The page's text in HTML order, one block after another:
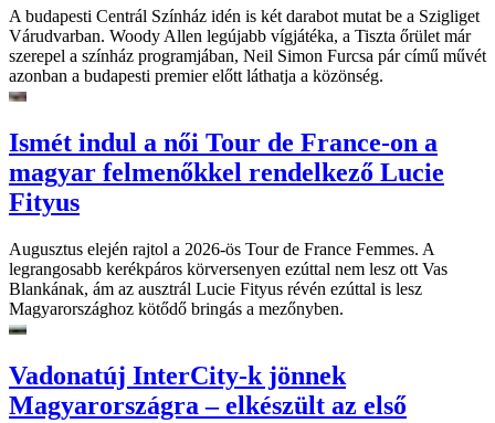
A budapesti Centrál Színház idén is két darabot mutat be a Szigliget
Várudvarban. Woody Allen legújabb vígjátéka, a Tiszta őrület már
szerepel a színház programjában, Neil Simon Furcsa pár című művét
azonban a budapesti premier előtt láthatja a közönség.
Ismét indul a női Tour de France-on a
magyar felmenőkkel rendelkező Lucie
Fityus
Augusztus elején rajtol a 2026-ös Tour de France Femmes. A
legrangosabb kerékpáros körversenyen ezúttal nem lesz ott Vas
Blankának, ám az ausztrál Lucie Fityus révén ezúttal is lesz
Magyarországhoz kötődő bringás a mezőnyben.
Vadonatúj InterCity-k jönnek
Magyarországra – elkészült az első